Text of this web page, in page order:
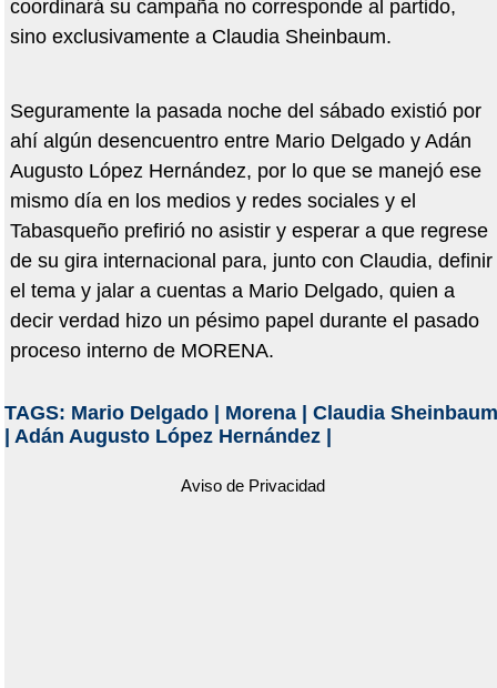
coordinará su campaña no corresponde al partido,
sino exclusivamente a Claudia Sheinbaum.
Seguramente la pasada noche del sábado existió por
ahí algún desencuentro entre Mario Delgado y Adán
Augusto López Hernández, por lo que se manejó ese
mismo día en los medios y redes sociales y el
Tabasqueño prefirió no asistir y esperar a que regrese
de su gira internacional para, junto con Claudia, definir
el tema y jalar a cuentas a Mario Delgado, quien a
decir verdad hizo un pésimo papel durante el pasado
proceso interno de MORENA.
TAGS: Mario Delgado| Morena| Claudia Sheinbaum
Adán Augusto López Hernández|
Aviso de Privacidad